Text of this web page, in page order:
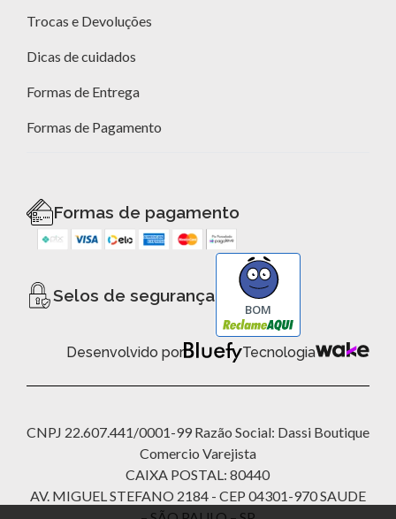
Trocas e Devoluções
Dicas de cuidados
Formas de Entrega
Formas de Pagamento
Formas de pagamento
Selos de segurança
BOM
Desenvolvido por Tecnologia
CNPJ 22.607.441/0001-99 Razão Social: Dassi Boutique
Comercio Varejista
CAIXA POSTAL: 80440
AV. MIGUEL STEFANO 2184 - CEP 04301-970 SAUDE